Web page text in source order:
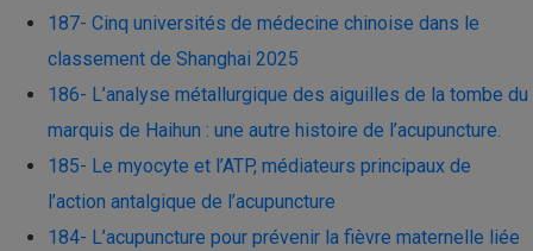
187- Cinq universités de médecine chinoise dans le
classement de Shanghai 2025
186- L’analyse métallurgique des aiguilles de la tombe du
marquis de Haihun : une autre histoire de l’acupuncture.
185- Le myocyte et l’ATP, médiateurs principaux de
l’action antalgique de l’acupuncture
184- L’acupuncture pour prévenir la fièvre maternelle liée